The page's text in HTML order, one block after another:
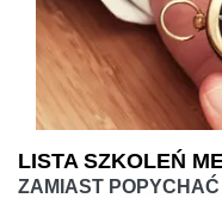
LISTA SZKOLEŃ
ZAMIAST